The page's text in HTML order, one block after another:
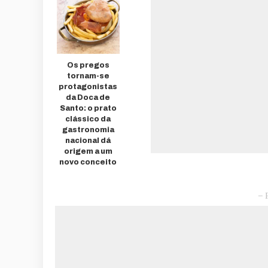
Os pregos
tornam-se
protagonistas
da Doca de
Santo: o prato
clássico da
gastronomia
nacional dá
origem a um
novo conceito
–